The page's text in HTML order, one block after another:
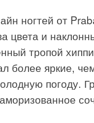
ногтей от
цвета и
тропой
более яркие,
погоду.